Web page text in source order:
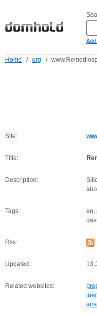
Home / org /
Site:
Title:
Description:
Tags:
en,
Rss:
Updated: 13
Related websites: